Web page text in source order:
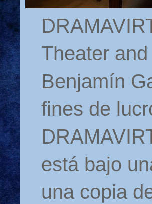
Theater
Benjamín
fines de
está bajo
una copia